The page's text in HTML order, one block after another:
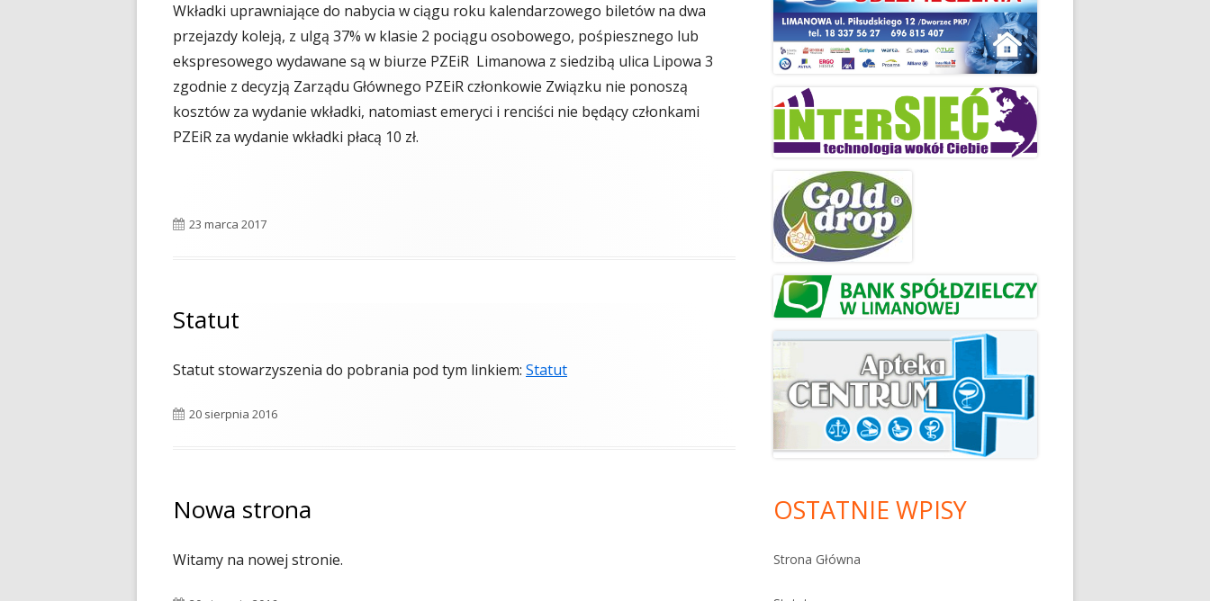
Wkładki uprawniające do nabycia w ciągu roku kalendarzowego biletów na dwa
przejazdy koleją, z ulgą 37% w klasie 2 pociągu osobowego, pośpiesznego lub
ekspresowego wydawane są w biurze PZEiR Limanowa z siedzibą ulica Lipowa 3
zgodnie z decyzją Zarządu Głównego PZEiR członkowie Związku nie ponoszą
kosztów za wydanie wkładki, natomiast emeryci i renciści nie będący członkami
PZEiR za wydanie wkładki płacą 10 zł.
Opublikowano
23 marca 2017
Statut
Statut stowarzyszenia do pobrania pod tym linkiem: Statut
Opublikowano
20 sierpnia 2016
Nowa strona
Witamy na nowej stronie.
OSTATNIE WPISY
Strona Główna